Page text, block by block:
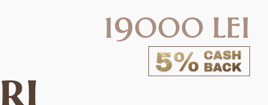
19000 lei